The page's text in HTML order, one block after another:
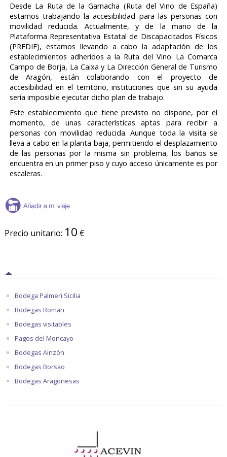
Desde La Ruta de la Garnacha (Ruta del Vino de España)
estamos trabajando la accesibilidad para las personas con
movilidad reducida. Actualmente, y de la mano de la
Plataforma Representativa Estatal de Discapacitados Físicos
(PREDIF), estamos llevando a cabo la adaptación de los
establecimientos adheridos a la Ruta del Vino. La Comarca
Campo de Borja, La Caixa y La Dirección General de Turismo
de Aragón, están colaborando con el proyecto de
accesibilidad en el territorio, instituciones que sin su ayuda
sería imposible ejecutar dicho plan de trabajo.
Este establecimiento que tiene previsto no dispone, por el
momento, de unas características aptas para recibir a
personas con movilidad reducida. Aunque toda la visita se
lleva a cabo en la planta baja, permitiendo el desplazamiento
de las personas por la misma sin problema, los baños se
encuentra en un primer piso y cuyo acceso únicamente es por
escaleras.
Precio unitario: 10 €
Bodega Palmeri Sicilia
Bodegas Roman
Bodegas visitables
Pagos del Moncayo
Bodegas Ainzón
Bodegas Borsao
Bodegas Aragonesas